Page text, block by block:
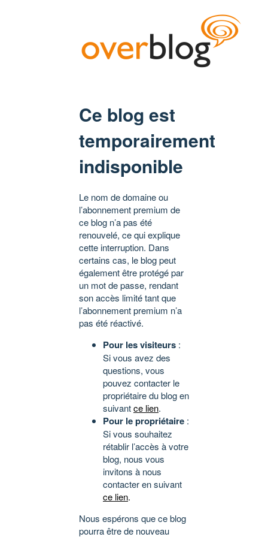
Ce blog est
temporairement
indisponible
Le nom de domaine ou
l’abonnement premium de
ce blog n’a pas été
renouvelé, ce qui explique
cette interruption. Dans
certains cas, le blog peut
également être protégé par
un mot de passe, rendant
son accès limité tant que
l’abonnement premium n’a
pas été réactivé.
Pour les visiteurs :
Si vous avez des
questions, vous
pouvez contacter le
propriétaire du blog en
suivantce lien.
Pour le propriétaire :
Si vous souhaitez
rétablir l’accès à votre
blog, nous vous
invitons à nous
contacter en suivant
ce lien.
Nous espérons que ce blog
pourra être de nouveau